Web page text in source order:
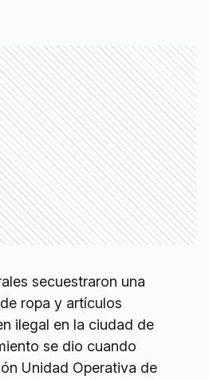
secuestraron una
ropa y artículos
ilegal en la ciudad de
se dio cuando
Unidad Operativa de